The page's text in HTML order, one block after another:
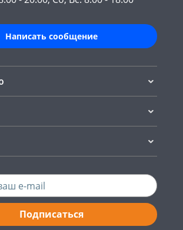
Написать сообщение
Подписаться